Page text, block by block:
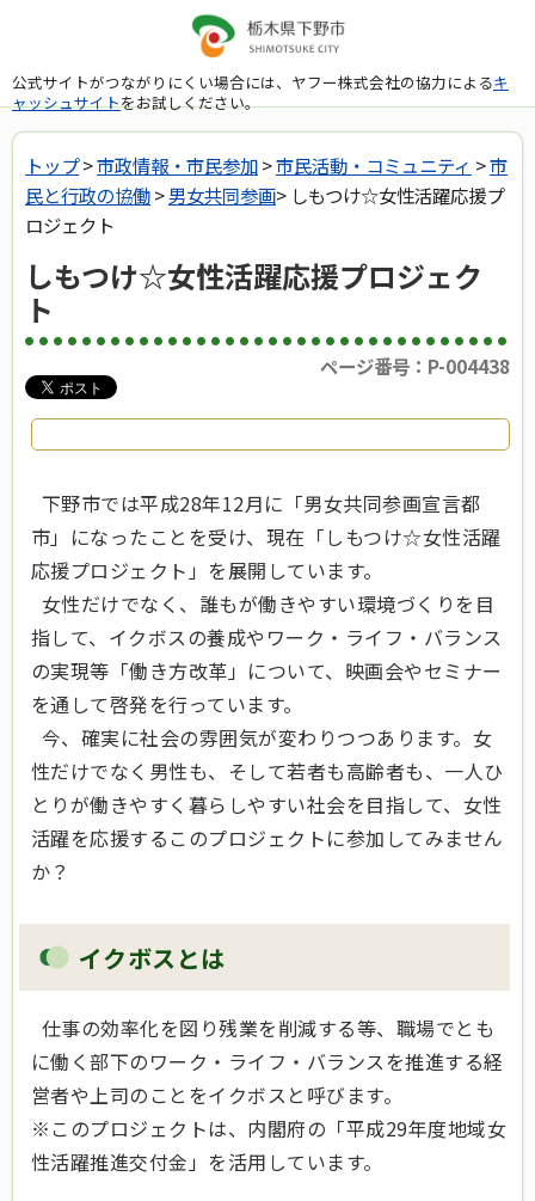
公式サイトがつながりにくい場合には、ヤフー株式会社の協力によるキ
ャッシュサイトをお試しください。
トップ>市政情報・市民参加>市民活動・コミュニティ >市
民と行政の協働>男女共同参画> しもつけ☆女性活躍応援プ
ロジェクト
しもつけ☆女性活躍応援プロジェク
ト
ページ番号：P-004438
下野市では平成28年12月に「男女共同参画宣言都
市」になったことを受け、現在「しもつけ☆女性活躍
応援プロジェクト」を展開しています。
女性だけでなく、誰もが働きやすい環境づくりを目
指して、イクボスの養成やワーク・ライフ・バランス
の実現等「働き方改革」について、映画会やセミナー
を通して啓発を行っています。
今、確実に社会の雰囲気が変わりつつあります。女
性だけでなく男性も、そして若者も高齢者も、一人ひ
とりが働きやすく暮らしやすい社会を目指して、女性
活躍を応援するこのプロジェクトに参加してみません
か？
イクボスとは
仕事の効率化を図り残業を削減する等、職場でとも
に働く部下のワーク・ライフ・バランスを推進する経
営者や上司のことをイクボスと呼びます。
※このプロジェクトは、内閣府の「平成29年度地域女
性活躍推進交付金」を活用しています。